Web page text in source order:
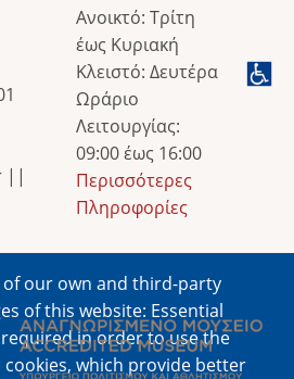
of our own and third-party
of this website: Essential
in order to use the
cookies, which provide better
||
Ανοικτό: Τρίτη
έως Κυριακή
Κλειστό: Δευτέρα
Ωράριο
Λειτουργίας:
09:00 έως 16:00
Περισσότερες
Πληροφορίες